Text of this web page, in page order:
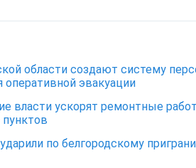
области создают систему
оперативной эвакуации
власти ускорят ремонтные
по белгородскому